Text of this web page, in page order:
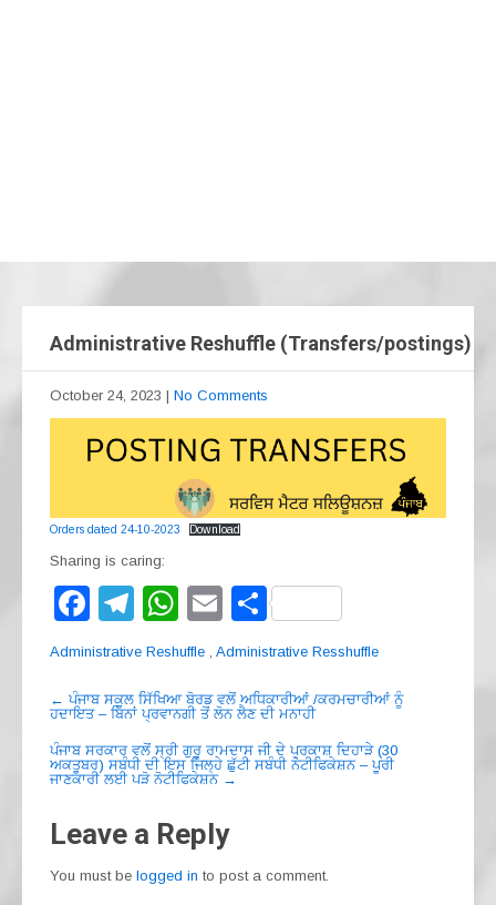
Administrative Reshuffle (Transfers/postings)
October 24, 2023 | No Comments
Orders dated 24-10-2023 Download
Sharing is caring:
F
a
e
b
o
k
T
el
gr
a
m
W
h
s
A
p
E
m
S
h
e
Administrative Reshuffle Administrative Resshuffle
Post
navigation
← ਪੰਜਾਬ ਸਕੂਲ ਸਿੱਖਿਆ ਬੋਰਡ ਵਲੋਂ ਅਧਿਕਾਰੀਆਂ /ਕਰਮਚਾਰੀਆਂ ਨੂੰ
ਹਦਾਇਤ – ਬਿਨਾਂ ਪ੍ਰਵਾਨਗੀ ਤੋਂ ਲੋਨ ਲੈਣ ਦੀ ਮਨਾਹੀ
ਪੰਜਾਬ ਸਰਕਾਰ ਵਲੋਂ ਸ੍ਰੀ ਗੁਰੂ ਰਾਮਦਾਸ ਜੀ ਦੇ ਪ੍ਰਕਾਸ਼ ਦਿਹਾੜੇ (30
ਅਕਤੂਬਰ) ਸਬੰਧੀ ਦੀ ਇਸ ਜਿਲ੍ਹੇ ਛੁੱਟੀ ਸਬੰਧੀ ਨੋਟੀਫਿਕੇਸ਼ਨ – ਪੂਰੀ
ਜਾਣਕਾਰੀ ਲਈ ਪੜੋ ਨੋਟੀਫਿਕੇਸ਼ਨ →
Leave a Reply
You must be logged in to post a comment.